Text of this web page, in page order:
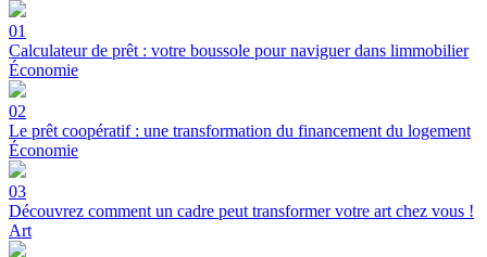
01
Calculateur de prêt : votre boussole pour naviguer dans limmobilier
Économie
02
Le prêt coopératif : une transformation du financement du logement
Économie
03
Découvrez comment un cadre peut transformer votre art chez vous !
Art